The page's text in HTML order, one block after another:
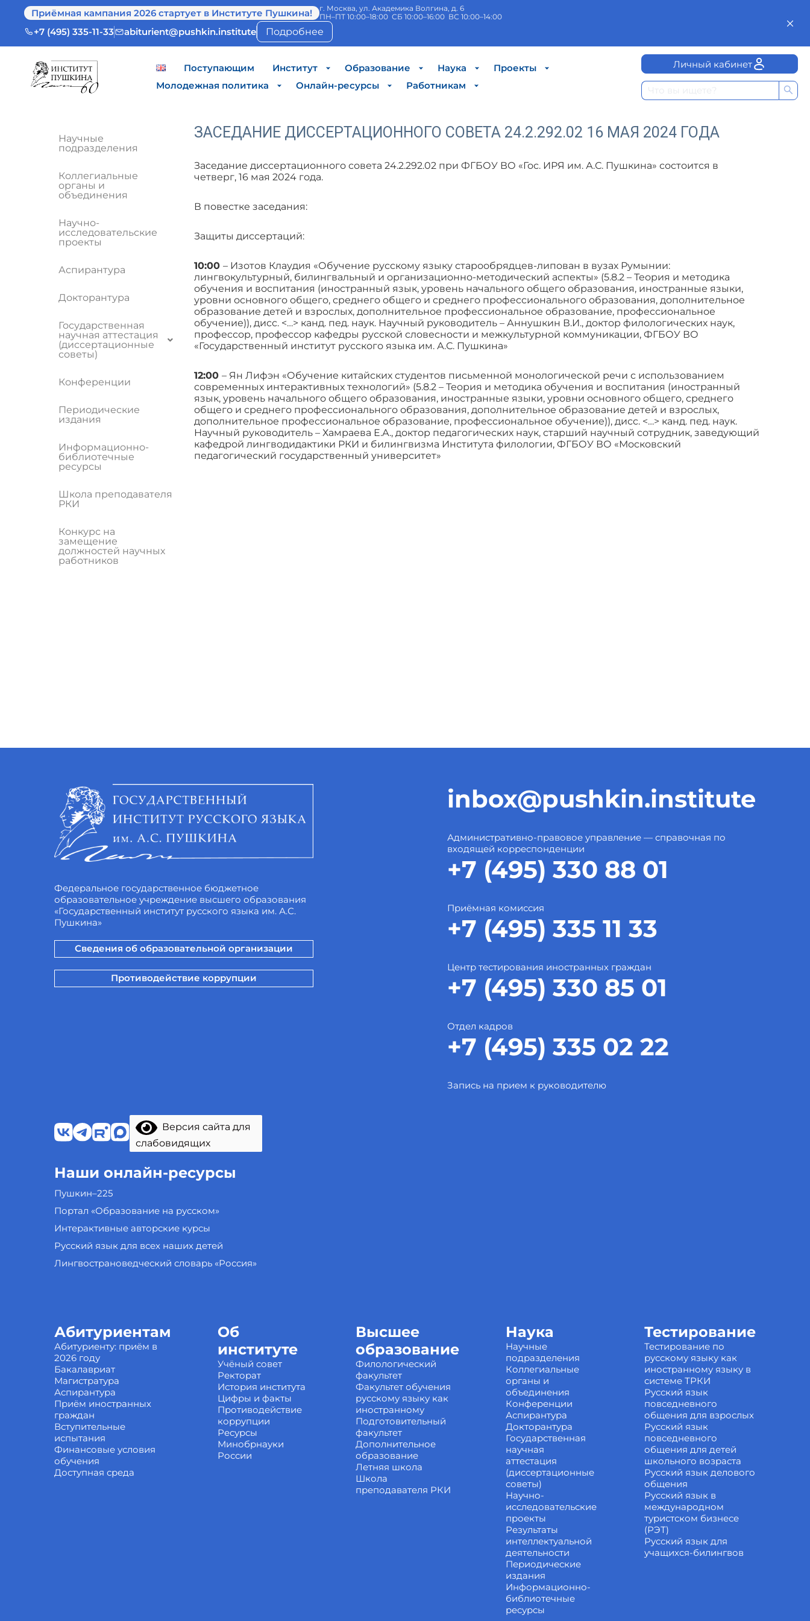
Приёмная кампания 2026 стартует в Институте Пушкина!
г. Москва, ул. Академика Волгина, д. 6
ПН–ПТ 10:00–18:00 СБ 10:00–16:00 ВС 10:00–14:00
+7 (495) 335-11-33 abiturient@pushkin.institute Подробнее
Поступающим Институт Образование Наука
Проекты
Молодежная политика
Онлайн-ресурсы Работникам
Личный кабинет
Научные
подразделения
Коллегиальные
органы и
объединения
Научно-
исследовательские
проекты
Аспирантура
Докторантура
Государственная
научная аттестация
(диссертационные
советы)
Конференции
Периодические
издания
Информационно-
библиотечные
ресурсы
Школа преподавателя
РКИ
Конкурс на
замещение
должностей научных
работников
ЗАСЕДАНИЕ ДИССЕРТАЦИОННОГО СОВЕТА 24.2.292.02 16 МАЯ 2024 ГОДА
Заседание диссертационного совета 24.2.292.02 при ФГБОУ ВО «Гос. ИРЯ им. А.С. Пушкина» состоится в
четверг, 16 мая 2024 года.
В повестке заседания:
Защиты диссертаций:
10:00 – Изотов Клаудия «Обучение русскому языку старообрядцев-липован в вузах Румынии:
лингвокультурный, билингвальный и организационно-методический аспекты» (5.8.2 – Теория и методика
обучения и воспитания (иностранный язык, уровень начального общего образования, иностранные языки,
уровни основного общего, среднего общего и среднего профессионального образования, дополнительное
образование детей и взрослых, дополнительное профессиональное образование, профессиональное
обучение)), дисс. <…> канд. пед. наук. Научный руководитель – Аннушкин В.И., доктор филологических наук,
профессор, профессор кафедры русской словесности и межкультурной коммуникации, ФГБОУ ВО
«Государственный институт русского языка им. А.С. Пушкина»
12:00 – Ян Лифэн «Обучение китайских студентов письменной монологической речи с использованием
современных интерактивных технологий» (5.8.2 – Теория и методика обучения и воспитания (иностранный
язык, уровень начального общего образования, иностранные языки, уровни основного общего, среднего
общего и среднего профессионального образования, дополнительное образование детей и взрослых,
дополнительное профессиональное образование, профессиональное обучение)), дисс. <…> канд. пед. наук.
Научный руководитель – Хамраева Е.А., доктор педагогических наук, старший научный сотрудник, заведующий
кафедрой лингводидактики РКИ и билингвизма Института филологии, ФГБОУ ВО «Московский
педагогический государственный университет»
Федеральное государственное бюджетное
образовательное учреждение высшего образования
«Государственный институт русского языка им. А.С.
Пушкина»
Сведения об образовательной организации
Противодействие коррупции
inbox@pushkin.institute
Административно-правовое управление — справочная по
входящей корреспонденции
+7 (495) 330 88 01
Приёмная комиссия
+7 (495) 335 11 33
Центр тестирования иностранных граждан
+7 (495) 330 85 01
Отдел кадров
+7 (495) 335 02 22
Запись на прием к руководителю
Версия сайта для
слабовидящих
Наши онлайн-ресурсы
Пушкин–225
Портал «Образование на русском»
Интерактивные авторские курсы
Русский язык для всех наших детей
Лингвострановедческий словарь «Россия»
Абитуриентам
Абитуриенту: приём в
2026 году
Бакалавриат
Магистратура
Аспирантура
Приём иностранных
граждан
Вступительные
испытания
Финансовые условия
обучения
Доступная среда
Об
институте
Учёный совет
Ректорат
История института
Цифры и факты
Противодействие
коррупции
Ресурсы
Минобрнауки
России
Высшее
образование
Филологический
факультет
Факультет обучения
русскому языку как
иностранному
Подготовительный
факультет
Дополнительное
образование
Летняя школа
Школа
преподавателя РКИ
Наука
Научные
подразделения
Коллегиальные
органы и
объединения
Конференции
Аспирантура
Докторантура
Государственная
научная
аттестация
(диссертационные
советы)
Научно-
исследовательские
проекты
Результаты
интеллектуальной
деятельности
Периодические
издания
Информационно-
библиотечные
ресурсы
Тестирование
Тестирование по
русскому языку как
иностранному языку в
системе ТРКИ
Русский язык
повседневного
общения для взрослых
Русский язык
повседневного
общения для детей
школьного возраста
Русский язык делового
общения
Русский язык в
международном
туристском бизнесе
(РЭТ)
Русский язык для
учащихся-билингвов